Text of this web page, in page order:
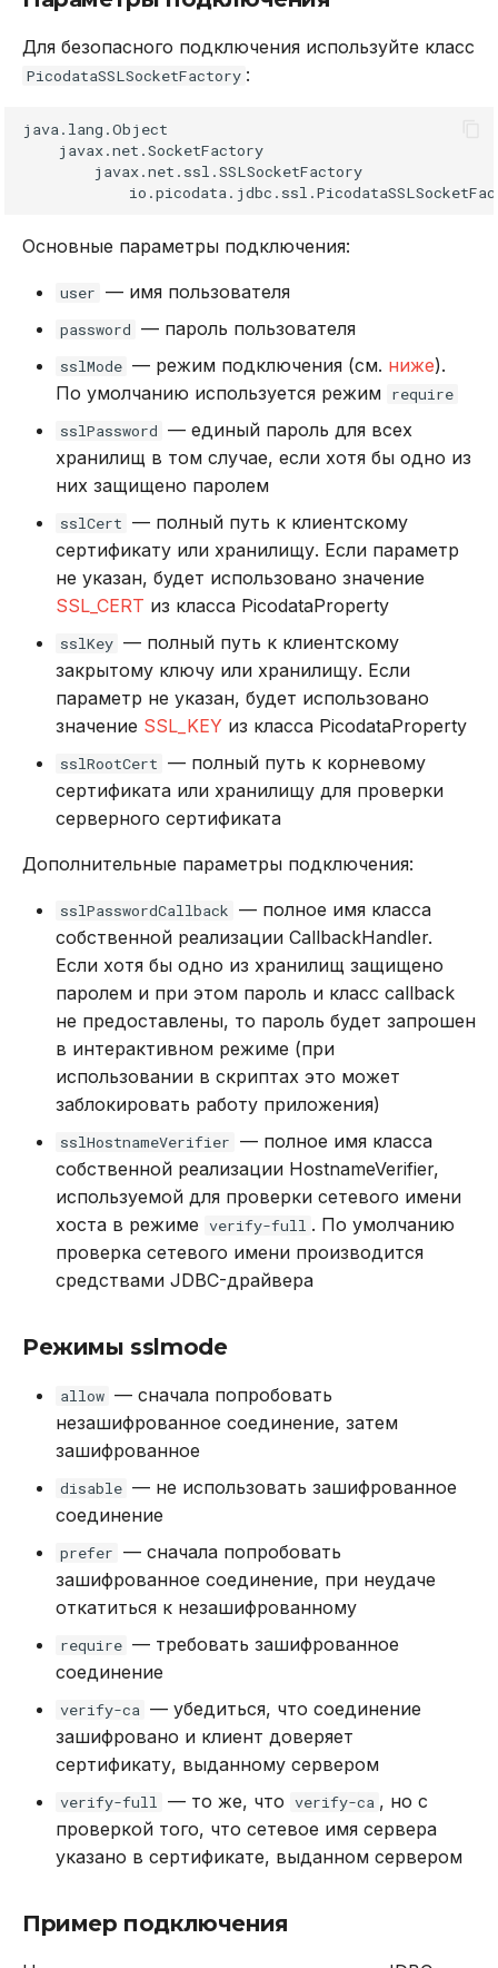
Для безопасного подключения используйте класс
PicodataSSLSocketFactory :
java.lang.Object
    javax.net.SocketFactory
        javax.net.ssl.SSLSocketFactory
Основные параметры подключения:
user — имя пользователя
password — пароль пользователя
sslMode — режим подключения (см. ниже).
По умолчанию используется режим require
sslPassword — единый пароль для всех
хранилищ в том случае, если хотя бы одно из
них защищено паролем
sslCert — полный путь к клиентскому
сертификату или хранилищу. Если параметр
не указан, будет использовано значение
SSL_CERT из класса PicodataProperty
sslKey — полный путь к клиентскому
закрытому ключу или хранилищу. Если
параметр не указан, будет использовано
значение SSL_KEY из класса PicodataProperty
sslRootCert — полный путь к корневому
сертификата или хранилищу для проверки
серверного сертификата
Дополнительные параметры подключения:
sslPasswordCallback — полное имя класса
собственной реализации CallbackHandler.
Если хотя бы одно из хранилищ защищено
паролем и при этом пароль и класс callback
не предоставлены, то пароль будет запрошен
в интерактивном режиме (при
использовании в скриптах это может
заблокировать работу приложения)
sslHostnameVerifier — полное имя класса
собственной реализации HostnameVerifier,
используемой для проверки сетевого имени
хоста в режиме verify-full . По умолчанию
проверка сетевого имени производится
средствами JDBC-драйвера
Режимы sslmode
allow — сначала попробовать
незашифрованное соединение, затем
зашифрованное
disable — не использовать зашифрованное
соединение
prefer — сначала попробовать
зашифрованное соединение, при неудаче
откатиться к незашифрованному
require — требовать зашифрованное
соединение
verify-ca — убедиться, что соединение
зашифровано и клиент доверяет
сертификату, выданному сервером
verify-full — то же, что verify-ca , но с
проверкой того, что сетевое имя сервера
указано в сертификате, выданном сервером
Пример подключения